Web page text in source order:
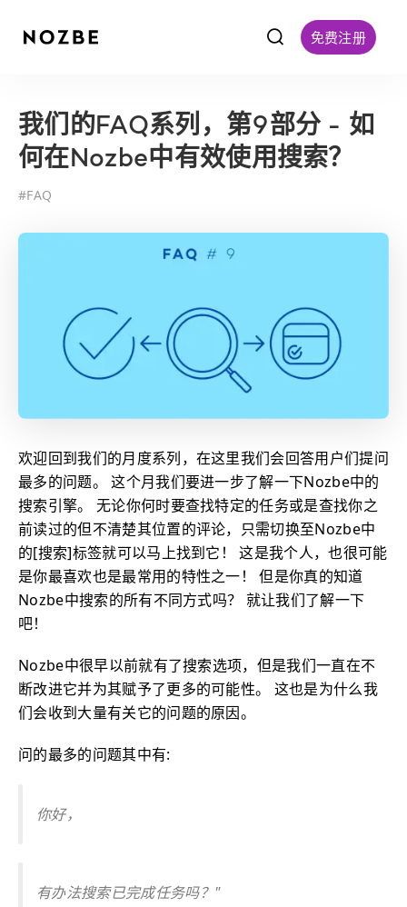
f 免费注册
我们的FAQ系列，第9部分 - 如
何在Nozbe中有效使用搜索？
#FAQ
欢迎回到我们的月度系列，在这里我们会回答用户们提问
最多的问题。 这个月我们要进一步了解一下Nozbe中的
搜索引擎。 无论你何时要查找特定的任务或是查找你之
前读过的但不清楚其位置的评论，只需切换至Nozbe中
的[搜索]标签就可以马上找到它！ 这是我个人，也很可能
是你最喜欢也是最常用的特性之一！ 但是你真的知道
Nozbe中搜索的所有不同方式吗？ 就让我们了解一下
吧！
Nozbe中很早以前就有了搜索选项，但是我们一直在不
断改进它并为其赋予了更多的可能性。 这也是为什么我
们会收到大量有关它的问题的原因。
问的最多的问题其中有:
你好，
有办法搜索已完成任务吗？"